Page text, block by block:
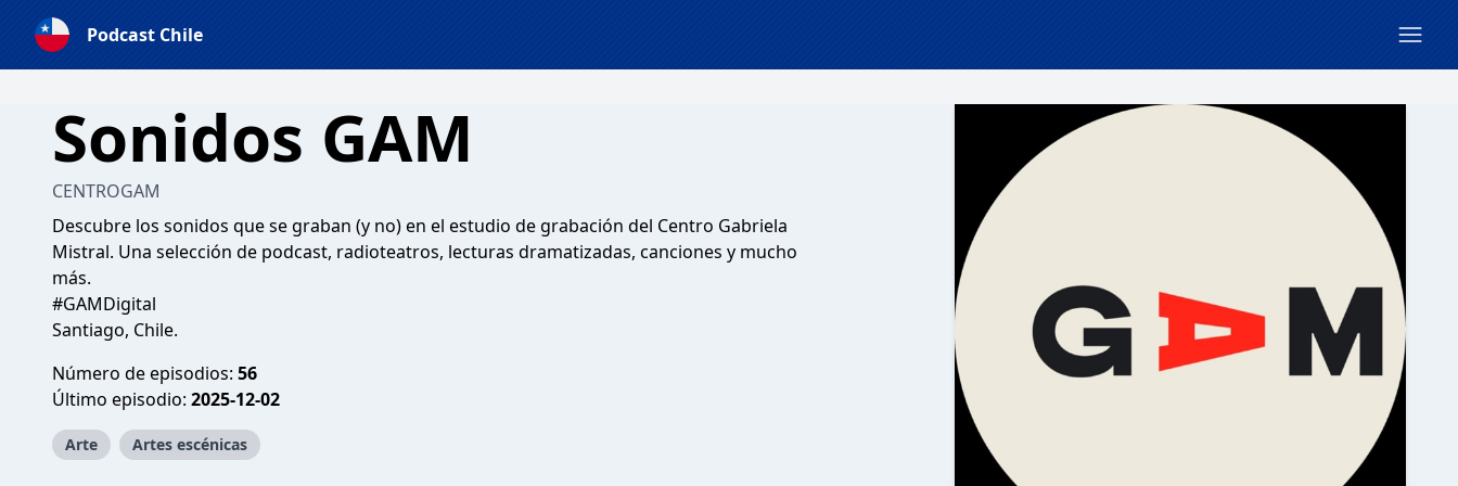
Podcast Chile
Sonidos GAM
CENTROGAM
Descubre los sonidos que se graban (y no) en el estudio de grabación del Centro Gabriela
Mistral. Una selección de podcast, radioteatros, lecturas dramatizadas, canciones y mucho
más.
#GAMDigital
Santiago, Chile.
Número de episodios: 56
Último episodio: 2025-12-02
Arte Artes escénicas